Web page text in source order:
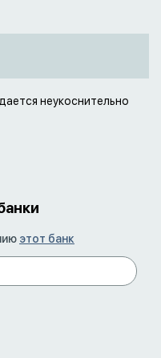
неукоснительно
этот банк